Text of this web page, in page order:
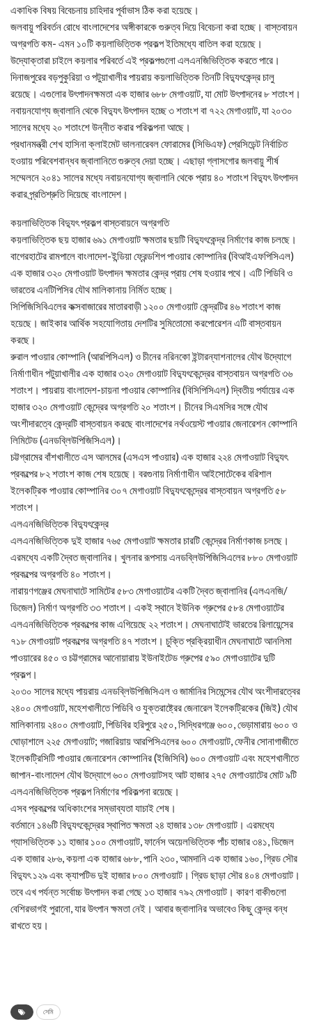
একাধিক বিষয় বিবেচনায় চাহিদার পূর্বাভাস ঠিক করা হয়েছে।
জলবায়ু পরিবর্তন রোধে বাংলাদেশের অঙ্গীকারকে গুরুত্ব দিয়ে বিবেচনা করা হচ্ছে। বাস্তবায়ন
অগ্রগতি কম- এমন ১০টি কয়লাভিত্তিক প্রকল্প ইতিমধ্যে বাতিল করা হয়েছে।
উদ্যোক্তারা চাইলে কয়লার পরিবর্তে এই প্রকল্পগুলো এলএনজিভিত্তিক করতে পারে।
দিনাজপুরের বড়পুকুরিয়া ও পটুয়াখালীর পায়রায় কয়লাভিত্তিক তিনটি বিদ্যুৎকেন্দ্র চালু
রয়েছে। এগুলোর উৎপাদনক্ষমতা এক হাজার ৬৮৮ মেগাওয়াট, যা মোট উৎপাদনের ৮ শতাংশ।
নবায়নযোগ্য জ্বালানি থেকে বিদ্যুৎ উৎপাদন হচ্ছে ৩ শতাংশ বা ৭২২ মেগাওয়াট, যা ২০৩০
সালের মধ্যে ২০ শতাংশে উন্নীত করার পরিকল্পনা আছে।
প্রধানমন্ত্রী শেখ হাসিনা ক্লাইমেট ভালনারেবল ফোরামের (সিভিএফ) প্রেসিডেন্ট নির্বাচিত
হওয়ায় পরিবেশবান্ধব জ্বালানিতে গুরুত্ব দেয়া হচ্ছে। এছাড়া গ্লাসগোর জলবায়ু শীর্ষ
সম্মেলনে ২০৪১ সালের মধ্যে নবায়নযোগ্য জ্বালানি থেকে প্রায় ৪০ শতাংশ বিদ্যুৎ উৎপাদন
করার প্র্রতিশ্রুতি দিয়েছে বাংলাদেশ।
কয়লাভিত্তিক বিদ্যুৎ প্রকল্প বাস্তবায়নে অগ্রগতি
কয়লাভিত্তিক ছয় হাজার ৬৯১ মেগাওয়াট ক্ষমতার ছয়টি বিদ্যুৎকেন্দ্র নির্মাণের কাজ চলছে।
বাগেরহাটের রামপালে বাংলাদেশ-ইন্ডিয়া ফ্রেন্ডশিপ পাওয়ার কোম্পানির (বিআইএফপিসিএল)
এক হাজার ৩২০ মেগাওয়াট উৎপাদন ক্ষমতার কেন্দ্র প্রায় শেষ হওয়ার পথে। এটি পিডিবি ও
ভারতের এনটিপিসির যৌথ মালিকানায় নির্মিত হচ্ছে।
সিপিজিসিবিএলের কক্সবাজারের মাতারবাড়ী ১২০০ মেগাওয়াট কেন্দ্রটির ৪৬ শতাংশ কাজ
হয়েছে। জাইকার আর্থিক সহযোগিতায় দেশটির সুমিতোমো করপোরেশন এটি বাস্তবায়ন
করছে।
রুরাল পাওয়ার কোম্পানি (আরপিসিএল) ও চীনের নরিনকো ইন্টারন্যাশনালের যৌথ উদ্যোগে
নির্মাণাধীন পটুয়াখালীর এক হাজার ৩২০ মেগাওয়াট বিদ্যুৎকেন্দ্রের বাস্তবায়ন অগ্রগতি ৩৬
শতাংশ। পায়রায় বাংলাদেশ-চায়না পাওয়ার কোম্পানির (বিসিপিসিএল) দ্বিতীয় পর্যায়ের এক
হাজার ৩২০ মেগাওয়াট কেন্দ্রের অগ্রগতি ২০ শতাংশ। চীনের সিএমসির সঙ্গে যৌথ
অংশীদারত্বে কেন্দ্রটি বাস্তবায়ন করছে বাংলাদেশের নর্থওয়েস্ট পাওয়ার জেনারেশন কোম্পানি
লিমিটেড (এনডব্লিউপিজিসিএল)।
চট্টগ্রামের বাঁশখালীতে এস আলমের (এসএস পাওয়ার) এক হাজার ২২৪ মেগাওয়াট বিদ্যুৎ
প্রকল্পের ৮২ শতাংশ কাজ শেষ হয়েছে। বরগুনায় নির্মাণাধীন আইসোটেকের বরিশাল
ইলেকট্রিক পাওয়ার কোম্পানির ৩০৭ মেগাওয়াট বিদ্যুৎকেন্দ্রের বাস্তবায়ন অগ্রগতি ৫৮
শতাংশ।
এলএনজিভিত্তিক বিদ্যুৎকেন্দ্র
এলএনজিভিত্তিক দুই হাজার ৭৬৫ মেগাওয়াট ক্ষমতার চারটি কেন্দ্রের নির্মাণকাজ চলছে।
এরমধ্যে একটি দ্বৈত জ্বালানির। খুলনার রূপসায় এনডব্লিউপিজিসিএলের ৮৮০ মেগাওয়াট
প্রকল্পের অগ্রগতি ৪০ শতাংশ।
নারায়ণগঞ্জের মেঘনাঘাটে সামিটের ৫৮৩ মেগাওয়াটের একটি দ্বৈত জ্বালানির (এলএনজি/
ডিজেল) নির্মাণ অগ্রগতি ৩৩ শতাংশ। একই স্থানে ইউনিক গ্রুপের ৫৮৪ মেগাওয়াটের
এলএনজিভিত্তিক প্রকল্পের কাজ এগিয়েছে ২২ শতাংশ। মেঘনাঘাটেই ভারতের রিলায়েন্সের
৭১৮ মেগাওয়াট প্রকল্পের অগ্রগতি ৪৭ শতাংশ। চুক্তি প্রক্রিয়াধীন মেঘনাঘাটে আনলিমা
পাওয়ারের ৪৫০ ও চট্টগ্রামের আনোয়ারায় ইউনাইটেড গ্রুপের ৫৯০ মেগাওয়াটের দুটি
প্রকল্প।
২০৩০ সালের মধ্যে পায়রায় এনডব্লিউপিজিসিএল ও জার্মানির সিমেন্সের যৌথ অংশীদারত্বের
২৪০০ মেগাওয়াট, মহেশখালীতে পিডিবি ও যুক্তরাষ্ট্রের জেনারেল ইলেকট্রিকের (জিই) যৌথ
মালিকানায় ২৪০০ মেগাওয়াট, পিডিবির হরিপুরে ২৫০, সিদ্ধিরগঞ্জে ৬০০, ভেড়ামারায় ৬০০ ও
ঘোড়াশালে ২২৫ মেগাওয়াট; গজারিয়ায় আরপিসিএলের ৬০০ মেগাওয়াট, ফেনীর সোনাগাজীতে
ইলেকট্রিসিটি পাওয়ার জেনারেশন কোম্পানির (ইজিসিবি) ৬০০ মেগাওয়াট এবং মহেশখালীতে
জাপান-বাংলাদেশ যৌথ উদ্যোগে ৬০০ মেগাওয়াটসহ আট হাজার ২৭৫ মেগাওয়াটের মোট ৯টি
এলএনজিভিত্তিক প্রকল্প নির্মাণের পরিকল্পনা রয়েছে।
এসব প্রকল্পের অধিকাংশের সম্ভাব্যতা যাচাই শেষ।
বর্তমানে ১৪৬টি বিদ্যুৎকেন্দ্রের স্থাপিত ক্ষমতা ২৪ হাজার ১৩৮ মেগাওয়াট। এরমধ্যে
গ্যাসভিত্তিক ১১ হাজার ১০০ মেগাওয়াট, ফার্নেস অয়েলভিত্তিক পাঁচ হাজার ৩৪১, ডিজেল
এক হাজার ২৮৬, কয়লা এক হাজার ৬৮৮, পানি ২৩০, আমদানি এক হাজার ১৬০, গ্রিড সৌর
বিদ্যুৎ ১২৯ এবং ক্যাপটিভ দুই হাজার ৮০০ মেগাওয়াট। গ্রিড ছাড়া সৌর ৪০৪ মেগাওয়াট।
তবে এখ পর্যন্ত সর্বোচ্চ উৎপাদন করা গেছে ১৩ হাজার ৭৯২ মেগাওয়াট। কারণ বাকীগুলো
বেশিরভাগই পুরানো, যার উৎপান ক্ষমতা নেই। আবার জ্বালানির অভাবেও কিছু কেন্দ্র বন্ধ
রাখতে হয়।
সেমি